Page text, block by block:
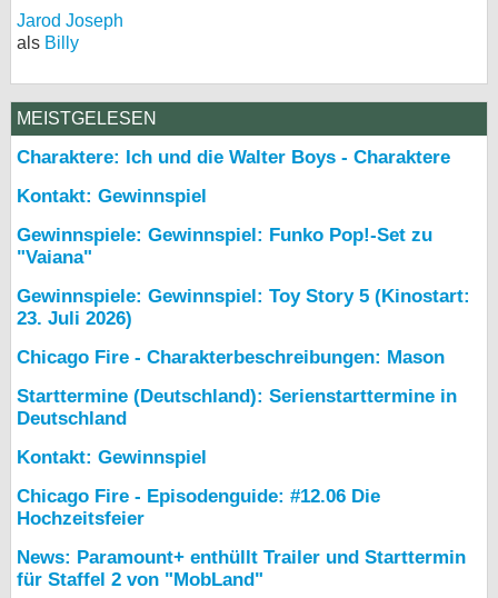
Jarod Joseph
als Billy
MEISTGELESEN
Charaktere: Ich und die Walter Boys - Charaktere
Kontakt: Gewinnspiel
Gewinnspiele: Gewinnspiel: Funko Pop!-Set zu
"Vaiana"
Gewinnspiele: Gewinnspiel: Toy Story 5 (Kinostart:
23. Juli 2026)
Chicago Fire - Charakterbeschreibungen: Mason
Starttermine (Deutschland): Serienstarttermine in
Deutschland
Kontakt: Gewinnspiel
Chicago Fire - Episodenguide: #12.06 Die
Hochzeitsfeier
News: Paramount+ enthüllt Trailer und Starttermin
für Staffel 2 von "MobLand"